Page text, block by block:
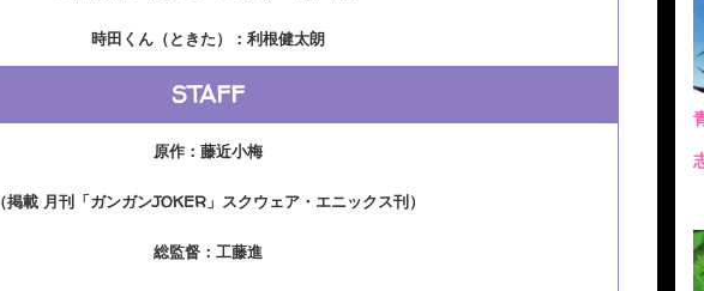
時田くん（ときた）：利根健太朗
STAFF
原作：藤近小梅
（掲載 月刊「ガンガンJOKER」スクウェア・エニックス刊）
総監督：工藤進